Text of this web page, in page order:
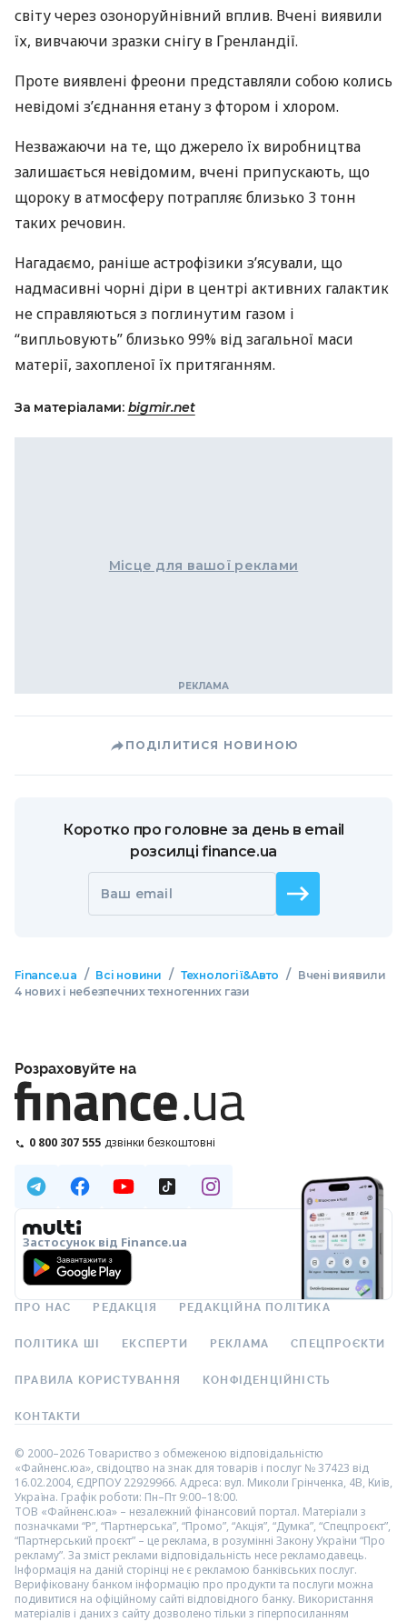
світу через озоноруйнівний вплив. Вчені виявили
їх, вивчаючи зразки снігу в Гренландії.
Проте виявлені фреони представляли собою колись
невідомі з’єднання етану з фтором і хлором.
Незважаючи на те, що джерело їх виробництва
залишається невідомим, вчені припускають, що
щороку в атмосферу потрапляє близько 3 тонн
таких речовин.
Нагадаємо, раніше астрофізики з’ясували, що
надмасивні чорні діри в центрі активних галактик
не справляються з поглинутим газом і
“випльовують” близько 99% від загальної маси
матерії, захопленої їх притяганням.
За матеріалами: bigmir.net
Місце для вашої реклами
ПОДІЛИТИСЯ НОВИНОЮ
Коротко про головне за день в email
розсилці finance.ua
Ваш email
Finance.ua / Всі новини / Технології&Авто /
Вчені виявили
4 нових і небезпечних техногенних гази
Розраховуйте на
0 800 307 555 дзвінки безкоштовні
Застосунок від Finance.ua
ПРО НАС РЕДАКЦІЯ РЕДАКЦІЙНА ПОЛІТИКА
ПОЛІТИКА ШІ ЕКСПЕРТИ РЕКЛАМА СПЕЦПРОЄКТИ
ПРАВИЛА КОРИСТУВАННЯ КОНФІДЕНЦІЙНІСТЬ
КОНТАКТИ
© 2000–2026 Товариство з обмеженою відповідальністю
«Файненс.юа», свідоцтво на знак для товарів і послуг № 37423 від
16.02.2004, ЄДРПОУ 22929966. Адреса: вул. Миколи Грінченка, 4В, Київ,
Україна. Графік роботи: Пн–Пт 9:00–18:00.
ТОВ «Файненс.юа» – незалежний фінансовий портал. Матеріали з
позначками “Р”, “Партнерська”, “Промо”, “Акція”, “Думка”, “Спецпроєкт”,
“Партнерський проєкт” – це реклама, в розумінні Закону України “Про
рекламу”. За зміст реклами відповідальність несе рекламодавець.
Інформація на даній сторінці не є рекламою банківських послуг.
Верифіковану банком інформацію про продукти та послуги можна
подивитися на офіційному сайті відповідного банку. Використання
матеріалів і даних з сайту дозволено тільки з гіперпосиланням